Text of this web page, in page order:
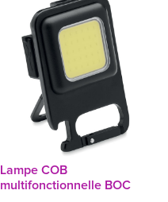
Lampe COB
multifonctionnelle BOC